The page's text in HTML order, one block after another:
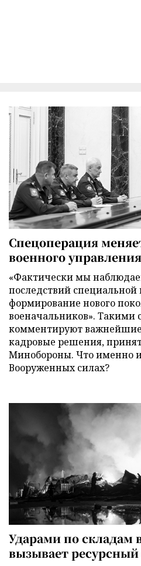
Спецоперация
военного управления
«Фактически мы
последствий
формирование нового
военачальников». Такими
комментируют
кадровые решения,
Минобороны. Что именно
Вооруженных силах?
Ударами по складам
вызывает